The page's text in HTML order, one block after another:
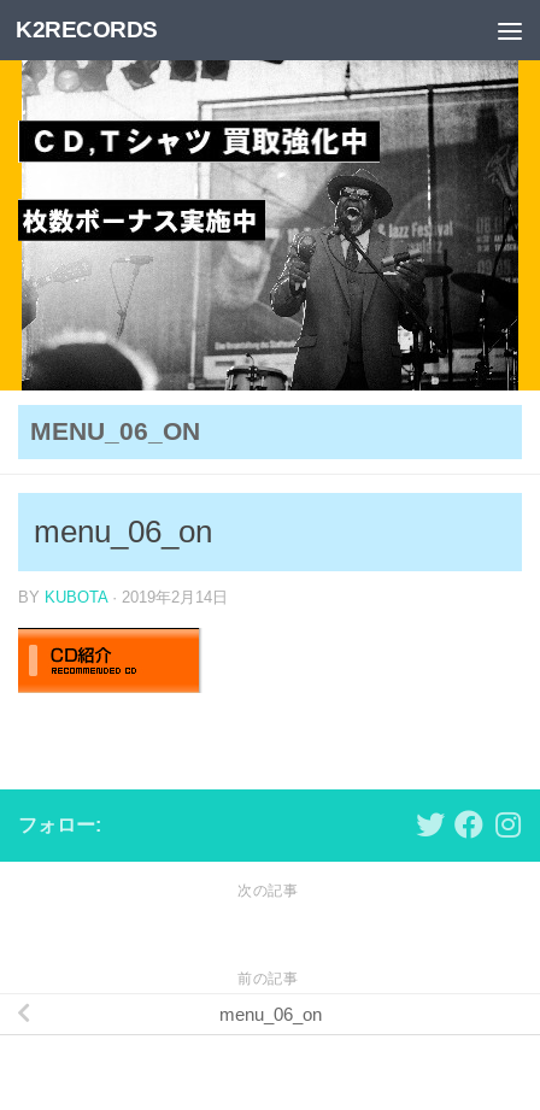
Skip to content
K2RECORDS
MENU_06_ON
menu_06_on
BY KUBOTA · 2019年2月14日
フォロー:
次の記事
前の記事
menu_06_on